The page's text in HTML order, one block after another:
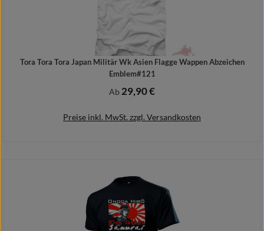
Tora Tora Tora Japan Militär Wk Asien Flagge Wappen Abzeichen
Emblem#121
Regulärer Preis:
Ab29,90 €
Preise inkl. MwSt. zzgl. Versandkosten
Details